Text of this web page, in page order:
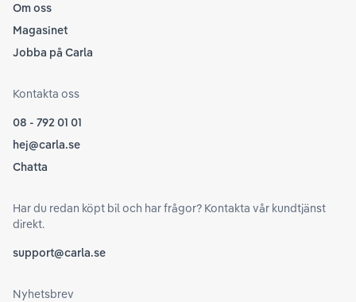
Om oss
Magasinet
Jobba på Carla
Kontakta oss
08 - 792 01 01
hej@carla.se
Chatta
Har du redan köpt bil och har frågor? Kontakta vår kundtjänst
direkt.
support@carla.se
Nyhetsbrev